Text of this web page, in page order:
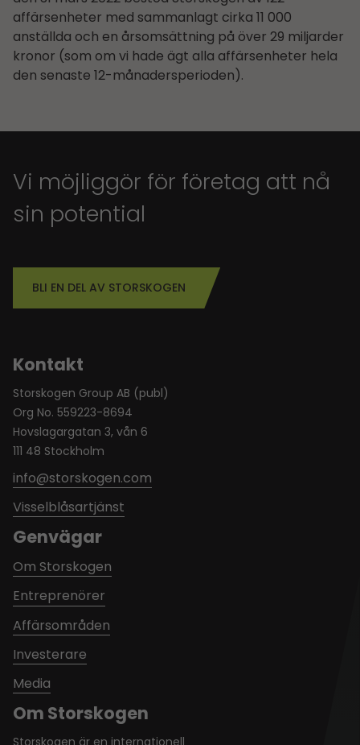
affärsenheter med sammanlagt cirka 11 000
anställda och en årsomsättning på över 29 miljarder
kronor (som om vi hade ägt alla affärsenheter hela
den senaste 12-månadersperioden).
Vi möjliggör för företag att nå
sin potential
BLI EN DEL AV STORSKOGEN
Om Storskogen
Kontakt
Storskogen Group AB (publ)
Org No. 559223-8694
Hovslagargatan 3, vån 6
111 48 Stockholm
info@storskogen.com
Visselblåsartjänst
Genvägar
Om Storskogen
Entreprenörer
Affärsområden
Investerare
Media